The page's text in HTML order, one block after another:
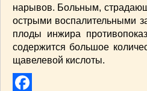
ИНТЕРЕСНЫЕ НОВОСТИ(38)
СТАТЬИ (272)
отдых(25)
ЛЕЧЕБНЫЕ СВОЙСТВА
(56)
СЕМЬЯ
нарывов. Больным,
ост­рыми воспалительными
плоды инжира
содержится большое
щавелевой кислоты.